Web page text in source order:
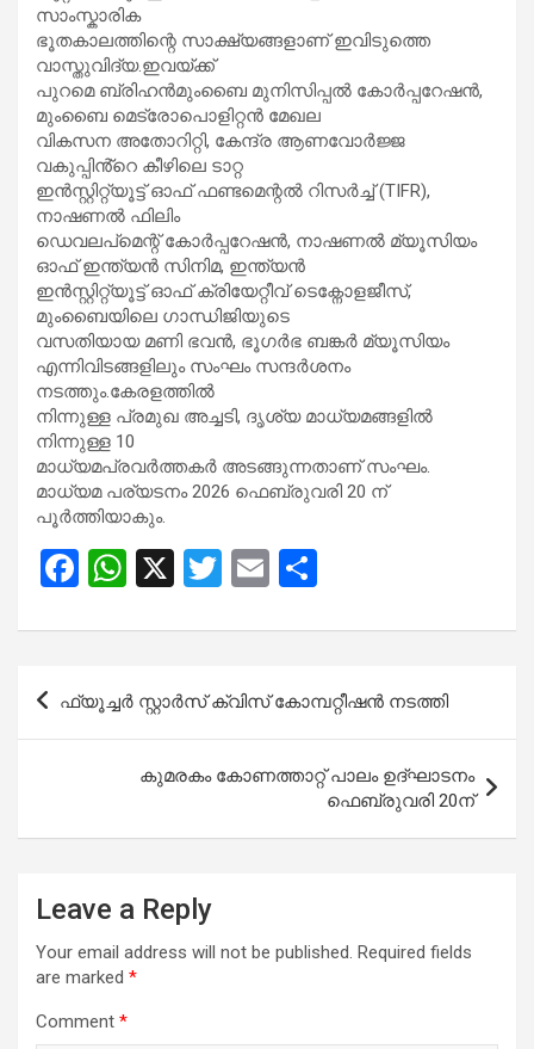
സാംസ്കാരിക
ഭൂതകാലത്തിന്റെ സാക്ഷ്യങ്ങളാണ് ഇവിടുത്തെ
വാസ്തുവിദ്യ.ഇവയ്ക്ക്
പുറമെ ബ്രിഹൻമുംബൈ മുനിസിപ്പൽ കോർപ്പറേഷൻ,
മുംബൈ മെട്രോപൊളിറ്റൻ മേഖല
വികസന അതോറിറ്റി, കേന്ദ്ര ആണവോർജ്ജ
വകുപ്പിൻ്റെ കീഴിലെ ടാറ്റ
ഇൻസ്റ്റിറ്റ്യൂട്ട് ഓഫ് ഫണ്ടമെന്റൽ റിസർച്ച് (TIFR),
നാഷണൽ ഫിലിം
ഡെവലപ്‌മെന്റ് കോർപ്പറേഷൻ, നാഷണൽ മ്യൂസിയം
ഓഫ് ഇന്ത്യൻ സിനിമ, ഇന്ത്യൻ
ഇൻസ്റ്റിറ്റ്യൂട്ട് ഓഫ് ക്രിയേറ്റീവ് ടെക്നോളജീസ്,
മുംബൈയിലെ ഗാന്ധിജിയുടെ
വസതിയായ മണി ഭവൻ, ഭൂ​ഗർഭ ബങ്കർ മ്യൂസിയം
എന്നിവിടങ്ങളിലും സംഘം സന്ദർശനം
നടത്തും.കേരളത്തിൽ
നിന്നുള്ള പ്രമുഖ അച്ചടി, ദൃശ്യ മാധ്യമങ്ങളിൽ
നിന്നുള്ള 10
മാധ്യമപ്രവർത്തകർ അടങ്ങുന്നതാണ് സംഘം.
മാധ്യമ പര്യടനം 2026 ഫെബ്രുവരി 20 ന്
പൂർത്തിയാകും.
F
ce
b
o
W
at
s
A
p
X
T
tt
er
E
ail ar
Post
navigation
ഫ്യൂച്ചർ സ്റ്റാർസ് ക്വിസ് കോമ്പറ്റീഷൻ നടത്തി
കുമരകം കോണത്താറ്റ് പാലം ഉദ്ഘാടനം
ഫെബ്രുവരി 20ന്
Leave a Reply
Your email address will not be published. Required fields
are marked *
Comment *